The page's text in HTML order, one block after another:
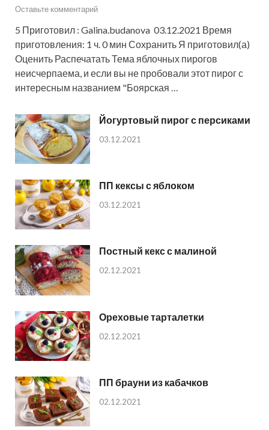
Оставьте комментарий
5 Приготовил : Galina.budanova 03.12.2021 Время
приготовления: 1 ч. 0 мин Сохранить Я приготовил(а)
Оценить Распечатать Тема яблочных пирогов
неисчерпаема, и если вы не пробовали этот пирог с
интересным названием "Боярская …
Йогуртовый пирог с персиками
03.12.2021
ПП кексы с яблоком
03.12.2021
Постный кекс с малиной
02.12.2021
Ореховые тарталетки
02.12.2021
ПП брауни из кабачков
02.12.2021